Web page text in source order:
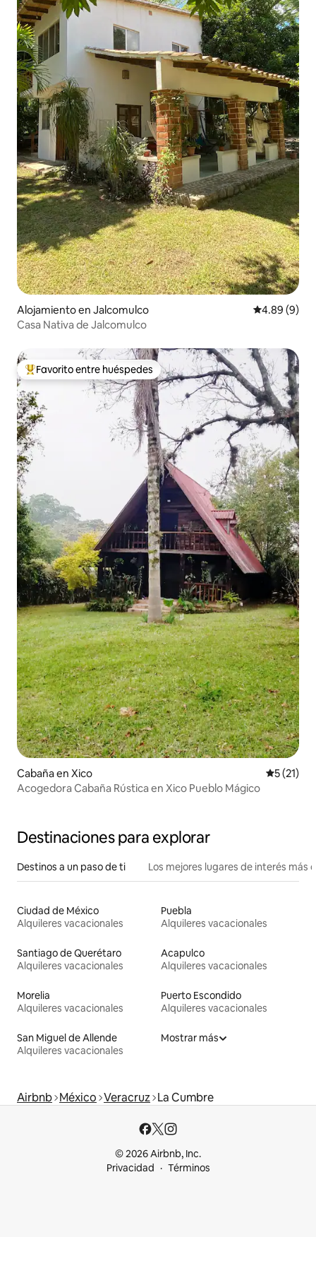
Alojamiento en Jalcomulco Calificación
4.89 (9)
Casa Nativa de Jalcomulco
Favorito entre huéspedes preferido
Favorito entre huéspedes
Cabaña en Xico
5 (21)
Acogedora Cabaña Rústica en Xico Pueblo Mágico
Destinaciones para explorar
Destinos a un paso de ti Los mejores lugares de interés más
Ciudad de México
Alquileres vacacionales
Puebla
Alquileres vacacionales
Santiago de Querétaro
Alquileres vacacionales
Acapulco
Alquileres vacacionales
Morelia
Alquileres vacacionales
Puerto Escondido
Alquileres vacacionales
San Miguel de Allende
Alquileres vacacionales
Mostrar más
Airbnb México Veracruz La Cumbre
© 2026 Airbnb, Inc.
Privacidad
Términos